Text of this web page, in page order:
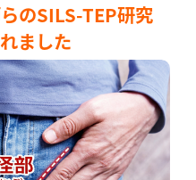
のSILS-TEP研究
ました